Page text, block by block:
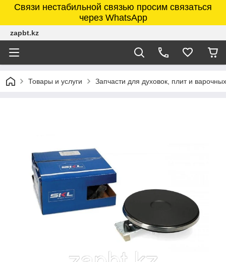
Связи нестабильной связью просим связаться
через WhatsApp
zapbt.kz
Товары и услуги Запчасти для духовок, плит и